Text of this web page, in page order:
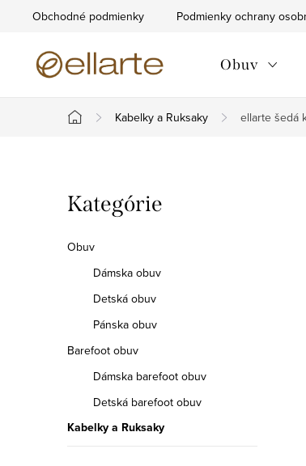
Obchodné podmienky Podmienky ochrany
Obuv
Domov
Kabelky a Ruksaky ellarte šedá
o
č
p
e
Preskočiť
kategórie
Kategórie
Obuv
Dámska obuv
Detská obuv
Pánska obuv
Barefoot obuv
Dámska barefoot obuv
Detská barefoot obuv
Kabelky a Ruksaky